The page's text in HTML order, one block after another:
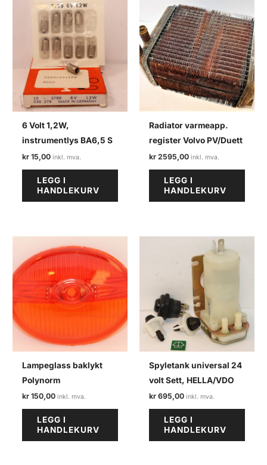
6 Volt 1,2W,
instrumentlys BA6,5 S
kr 15,00
LEGG I
HANDLEKURV
Radiator varmeapp.
register Volvo PV/Duett
kr 2595,00
LEGG I
HANDLEKURV
Lampeglass baklykt
Polynorm
kr 150,00
LEGG I
HANDLEKURV
Spyletank universal 24
volt Sett, HELLA/VDO
kr 695,00
LEGG I
HANDLEKURV